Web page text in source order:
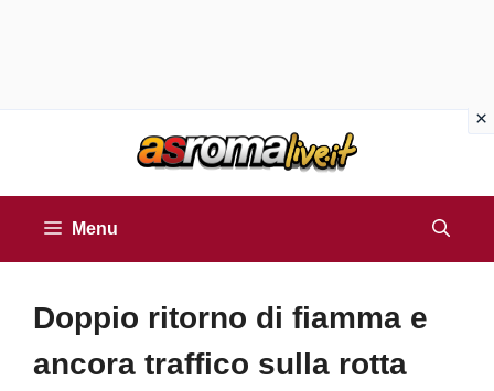
Menu
Doppio ritorno di fiamma e
ancora traffico sulla rotta